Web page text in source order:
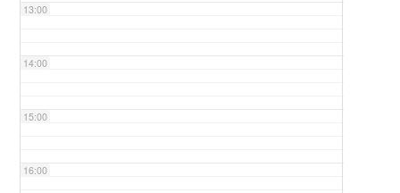
13:00
14:00
15:00
16:00